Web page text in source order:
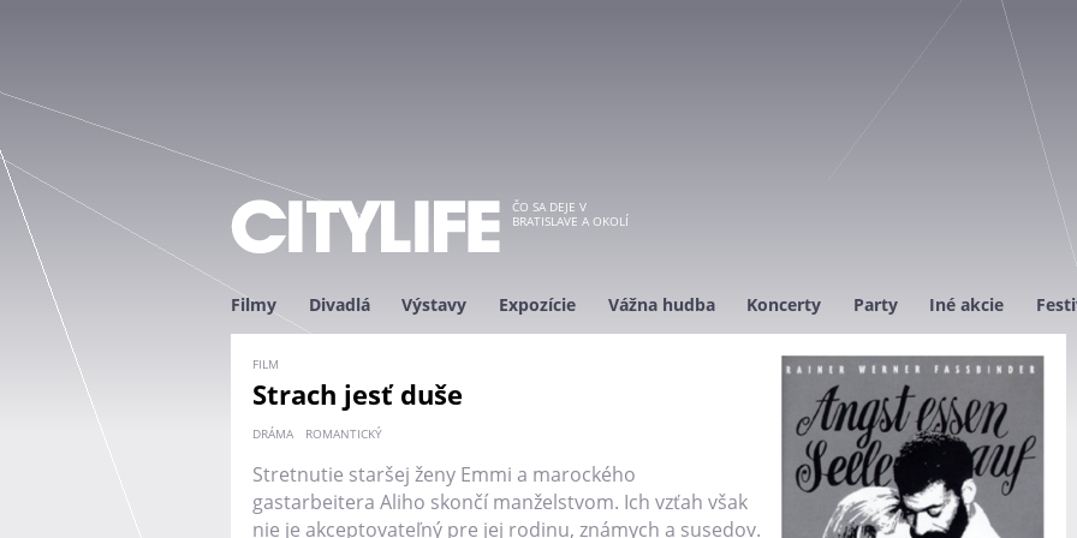
ČO SA DEJE V
BRATISLAVE A OKOLÍ
Filmy Divadlá Výstavy Expozície Vážna hudba Koncerty Party Iné akcie
FILM
Strach jesť duše
DRÁMA ROMANTICKÝ
Stretnutie staršej ženy Emmi a marockého
gastarbeitera Aliho skončí manželstvom. Ich vzťah však
nie je akceptovateľný pre jej rodinu, známych a susedov.